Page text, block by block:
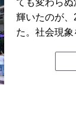
ても変わら
輝いたのが
た。社会現